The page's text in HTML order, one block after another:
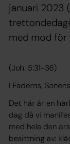
januari 2023
med mod för
(Joh. 5:31-36)
I Faderns,
Det här är en
dag då vi
med hela den
besittning av: